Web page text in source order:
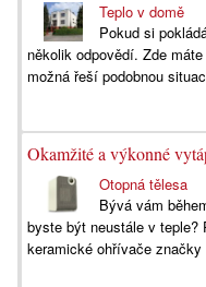
Teplo v domě
Pokud si
několik odpovědí. Zde
možná řeší podobnou
Okamžité a výkonné
Otopná tělesa
Bývá vám
byste být neustále v
keramické ohřívače značky